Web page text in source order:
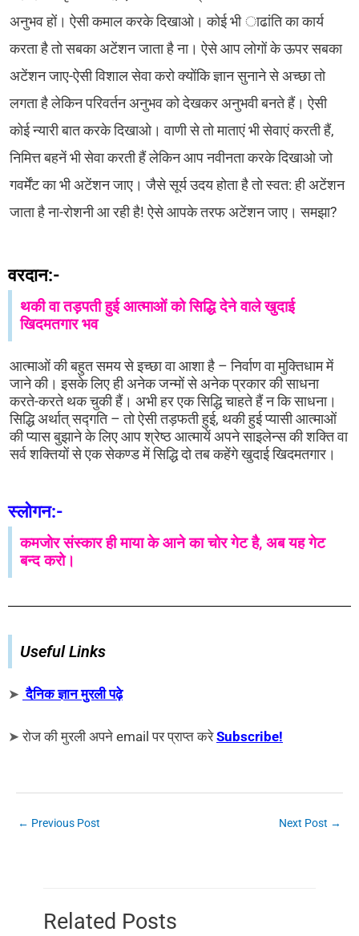
अनुभव हों। ऐसी कमाल करके दिखाओ। कोई भी ाढांति का कार्य
करता है तो सबका अटेंशन जाता है ना। ऐसे आप लोगों के ऊपर सबका
अटेंशन जाए-ऐसी विशाल सेवा करो क्योंकि ज्ञान सुनाने से अच्छा तो
लगता है लेकिन परिवर्तन अनुभव को देखकर अनुभवी बनते हैं। ऐसी
कोई न्यारी बात करके दिखाओ। वाणी से तो माताएं भी सेवाएं करती हैं,
निमित्त बहनें भी सेवा करती हैं लेकिन आप नवीनता करके दिखाओ जो
गवर्मेंट का भी अटेंशन जाए। जैसे सूर्य उदय होता है तो स्वत: ही अटेंशन
जाता है ना-रोशनी आ रही है! ऐसे आपके तरफ अटेंशन जाए। समझा?
वरदान:-
थकी वा तड़पती हुई आत्माओं को सिद्धि देने वाले खुदाई
खिदमतगार भव
आत्माओं की बहुत समय से इच्छा वा आशा है – निर्वाण वा मुक्तिधाम में
जाने की। इसके लिए ही अनेक जन्मों से अनेक प्रकार की साधना
करते-करते थक चुकी हैं। अभी हर एक सिद्धि चाहते हैं न कि साधना।
सिद्धि अर्थात् सद्गति – तो ऐसी तड़फती हुई, थकी हुई प्यासी आत्माओं
की प्यास बुझाने के लिए आप श्रेष्ठ आत्मायें अपने साइलेन्स की शक्ति वा
सर्व शक्तियों से एक सेकण्ड में सिद्धि दो तब कहेंगे खुदाई खिदमतगार।
स्लोगन:-
कमजोर संस्कार ही माया के आने का चोर गेट है, अब यह गेट
बन्द करो।
Useful Links
➤ दैनिक ज्ञान मुरली पढ़े
➤ रोज की मुरली अपने email पर प्राप्त करेSubscribe!
← Previous Post Next Post →
Related Posts